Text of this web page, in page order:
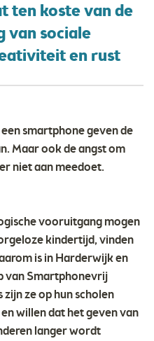
ten koste van de
van sociale
en rust
smartphone geven de
Maar ook de angst om
niet aan meedoet.
vooruitgang mogen
kindertijd, vinden
is in Harderwijk en
van Smartphonevrij
ze op hun scholen
willen dat het geven van
langer wordt